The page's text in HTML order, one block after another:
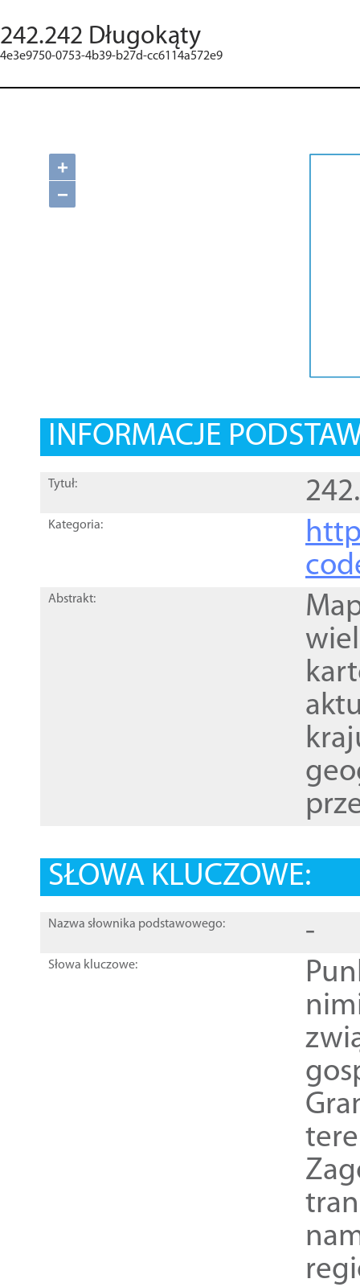
242.242 Długokąty
4e3e9750-0753-4b39-b27d-cc6114a572e9
+
−
INFORMACJE
Tytuł:
Kategoria:
Abstrakt:
SŁOWA KLUCZOWE:
Nazwa słownika podstawowego: -
Słowa kluczowe: